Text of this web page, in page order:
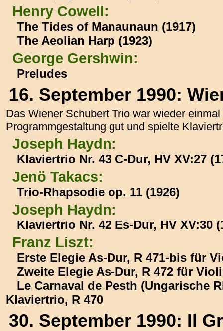
Henry Cowell:
The Tides of Manaunaun (1917)
The Aeolian Harp (1923)
George Gershwin:
Preludes
16. September 1990:
Das Wiener Schubert Trio war wieder
Programmgestaltung gut und spielte
Joseph Haydn:
Klaviertrio Nr. 43 C-Dur, HV XV:27
Jenö Takacs:
Trio-Rhapsodie op. 11 (1926)
Joseph Haydn:
Klaviertrio Nr. 42 Es-Dur, HV XV:30
Franz Liszt:
Erste Elegie As-Dur, R 471-bis für
Zweite Elegie As-Dur, R 472 für
Le Carnaval de Pesth (Ungarische
Klaviertrio, R 470
30. September 1990: Il